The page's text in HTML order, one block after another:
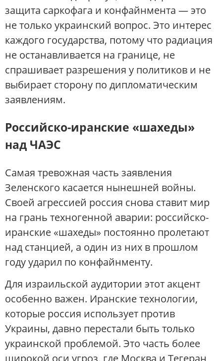
защита саркофага и конфайнмента — это
не только украинский вопрос. Это интерес
каждого государства, потому что радиация
не останавливается на границе, не
спрашивает разрешения у политиков и не
выбирает сторону по дипломатическим
заявлениям.
Российско-иранские «шахеды»
над ЧАЭС
Самая тревожная часть заявления
Зеленского касается нынешней войны.
Своей агрессией россия снова ставит мир
на грань техногенной аварии: российско-
иранские «шахеды» постоянно пролетают
над станцией, а один из них в прошлом
году ударил по конфайнменту.
Для израильской аудитории этот акцент
особенно важен. Иранские технологии,
которые россия использует против
Украины, давно перестали быть только
украинской проблемой. Это часть более
широкой оси угроз, где Москва и Тегеран